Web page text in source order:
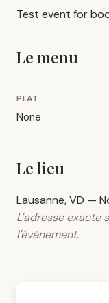
Test event for
Le menu
PLAT
None
Le lieu
Lausanne, VD —
L'adresse exacte
l'événement.